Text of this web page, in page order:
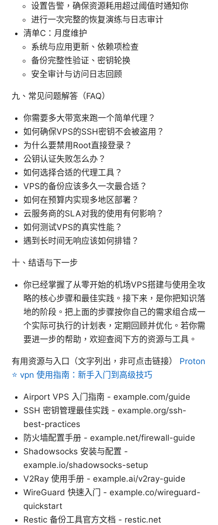
设置告警，确保资源耗用超过阈值时通知你
进行一次完整的恢复演练与日志审计
清单C：月度维护
系统与应用更新、依赖项检查
备份完整性验证、密钥轮换
安全审计与访问日志回顾
九、常见问题解答（FAQ）
你需要多大带宽来跑一个简单代理？
如何确保VPS的SSH密钥不会被盗用？
为什么要禁用Root直接登录？
公钥认证失败怎么办？
如何选择合适的代理工具？
VPS的备份应该多久一次最合适？
如何在预算内实现多地区部署？
云服务商的SLA对我的使用有何影响？
如何测试VPS的真实性能？
遇到长时间无响应该如何排错？
十、结语与下一步
你已经掌握了从零开始的机场VPS搭建与使用全攻
略的核心步骤和最佳实践。接下来，是你把知识落
地的阶段。把上面的步骤按你自己的需求组合成一
个实际可执行的计划表，定期回顾并优化。若你需
要进一步的帮助，欢迎查阅下方的资源与工具。
有用资源与入口（文字列出，非可点击链接） Proton
⭐ vpn 使用指南：新手入门到高级技巧
Airport VPS 入门指南 - example.com/guide
SSH 密钥管理最佳实践 - example.org/ssh-
best-practices
防火墙配置手册 - example.net/firewall-guide
Shadowsocks 安装与配置 -
example.io/shadowsocks-setup
V2Ray 使用手册 - example.ai/v2ray-guide
WireGuard 快速入门 - example.co/wireguard-
quickstart
Restic 备份工具官方文档 - restic.net